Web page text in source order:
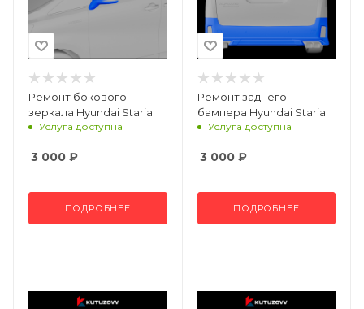
Ремонт бокового
зеркала Hyundai Staria
Услуга доступна
3 000 ₽
ПОДРОБНЕЕ
Ремонт заднего
бампера Hyundai Staria
Услуга доступна
3 000₽
ПОДРОБНЕЕ